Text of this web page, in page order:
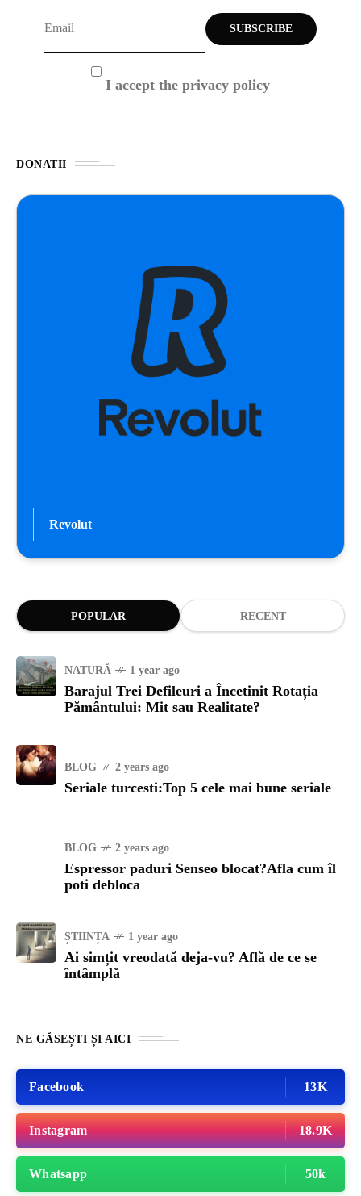
I accept the privacy policy
DONATII
Revolut
POPULAR RECENT
NATURĂ 1 year ago
Barajul Trei Defileuri a Încetinit Rotația
Pământului: Mit sau Realitate?
BLOG 2 years ago
Seriale turcesti:Top 5 cele mai bune seriale
BLOG 2 years ago
Espressor paduri Senseo blocat?Afla cum îl
poti debloca
ȘTIINȚA 1 year ago
Ai simțit vreodată deja-vu? Află de ce se
întâmplă
NE GĂSEȘTI ȘI AICI
Facebook 13K
Instagram 18.9K
Whatsapp 50k